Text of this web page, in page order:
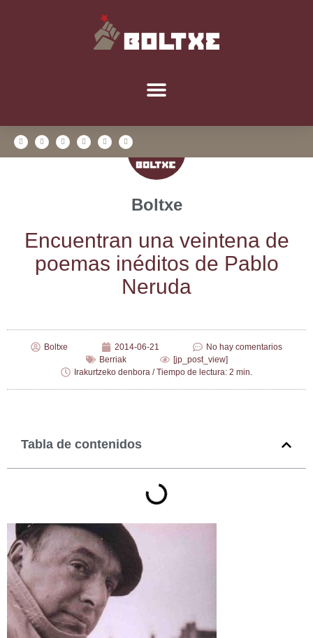
Boltxe
Encuen­tran una vein­te­na de
poe­mas iné­di­tos de Pablo
Neruda
Boltxe 2014-06-21
No hay comentarios
Berriak
[jp_post_view]
Irakurtzeko denbora / Tiempo de lectura: 2 min.
Tabla de contenidos